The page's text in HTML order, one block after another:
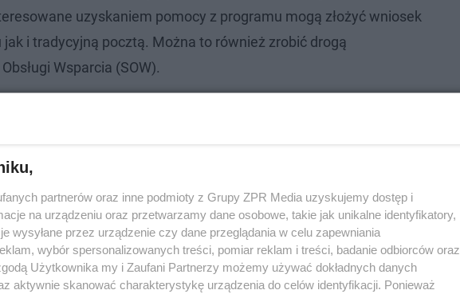
uzyskaniem pomocy z programu mogą złożyć wniosek
i tradycyjną pocztą. Można to również zrobić drogą
Wsparcia (SOW).
Radom
partnerów oraz inne podmioty z Grupy ZPR Media uzyskujemy dostęp i
na urządzeniu oraz przetwarzamy dane osobowe, takie jak unikalne identyfikatory,
wysyłane przez urządzenie czy dane przeglądania w celu zapewniania
wybór spersonalizowanych treści, pomiar reklam i treści, badanie odbiorców oraz
Użytkownika my i Zaufani Partnerzy możemy używać dokładnych danych
aktywnie skanować charakterystykę urządzenia do celów identyfikacji. Ponieważ